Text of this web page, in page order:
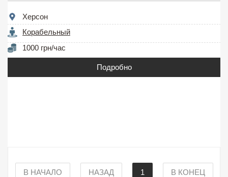
Херсон
Корабельный
1000 грн/час
Подробно
В НАЧАЛО НАЗАД 1 В КОНЕЦ